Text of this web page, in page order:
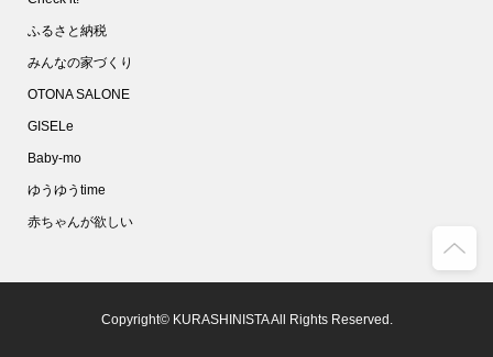
ふるさと納税
みんなの家づくり
OTONA SALONE
GISELe
Baby-mo
ゆうゆうtime
赤ちゃんが欲しい
Copyright© KURASHINISTA All Rights Reserved.